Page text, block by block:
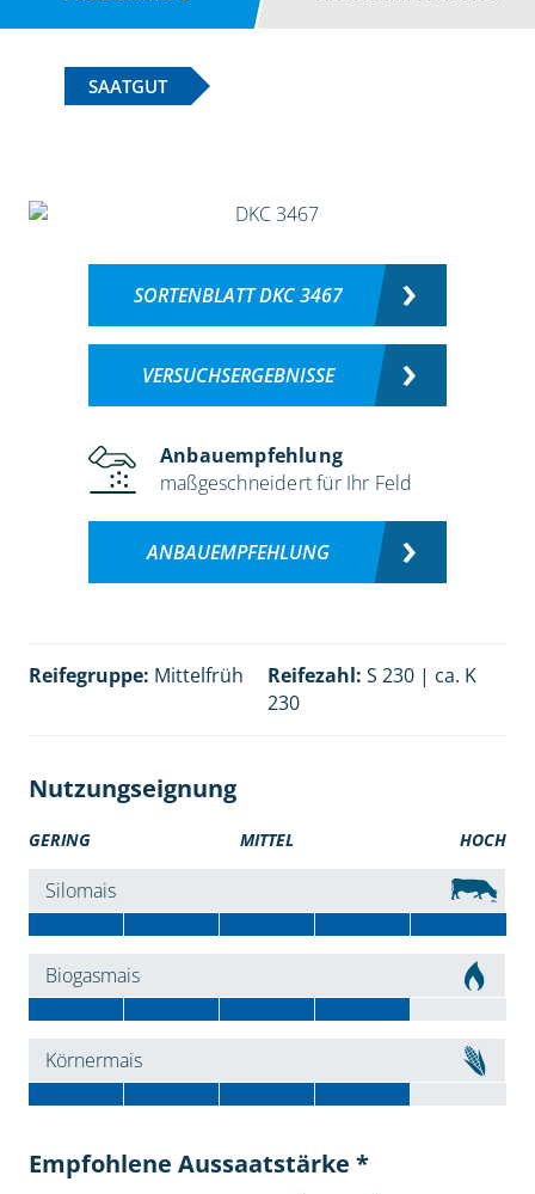
SAATGUT
SORTENBLATT DKC 3467
VERSUCHSERGEBNISSE
Anbauempfehlung
maßgeschneidert für Ihr Feld
ANBAUEMPFEHLUNG
Reifegruppe: Mittelfrüh Reifezahl: S 230 | ca. K
230
Nutzungseignung
GERING MITTEL HOCH
Silomais
Biogasmais
Körnermais
Empfohlene Aussaatstärke *